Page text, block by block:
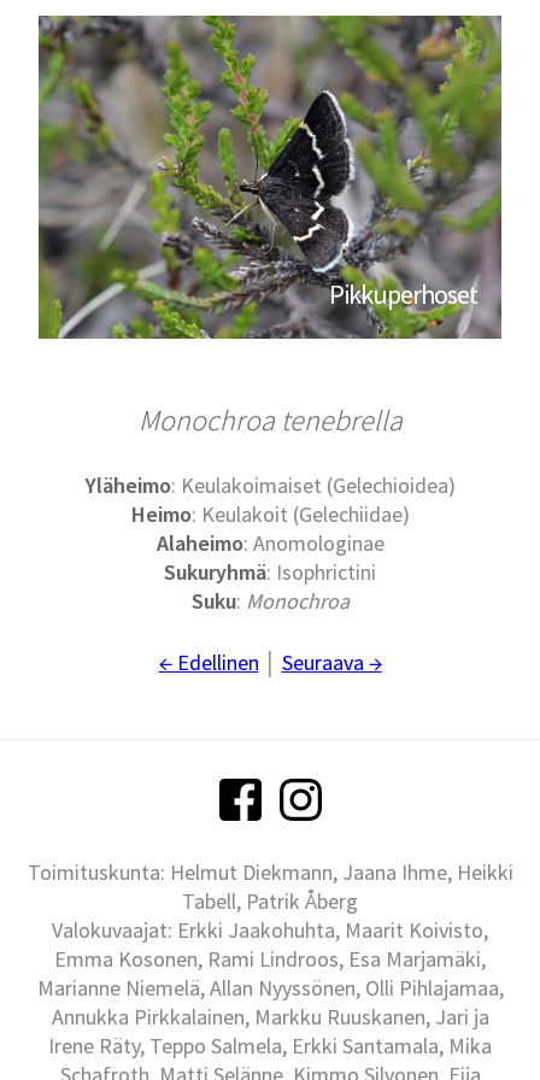
Pikkuperhoset
Monochroa tenebrella
Yläheimo: Keulakoimaiset (Gelechioidea)
Heimo: Keulakoit (Gelechiidae)
Alaheimo: Anomologinae
Sukuryhmä: Isophrictini
Suku: Monochroa
← Edellinen Seuraava →
Toimituskunta: Helmut Diekmann, Jaana Ihme, Heikki
Tabell, Patrik Åberg
Valokuvaajat: Erkki Jaakohuhta, Maarit Koivisto,
Emma Kosonen, Rami Lindroos, Esa Marjamäki,
Marianne Niemelä, Allan Nyyssönen, Olli Pihlajamaa,
Annukka Pirkkalainen, Markku Ruuskanen, Jari ja
Irene Räty, Teppo Salmela, Erkki Santamala, Mika